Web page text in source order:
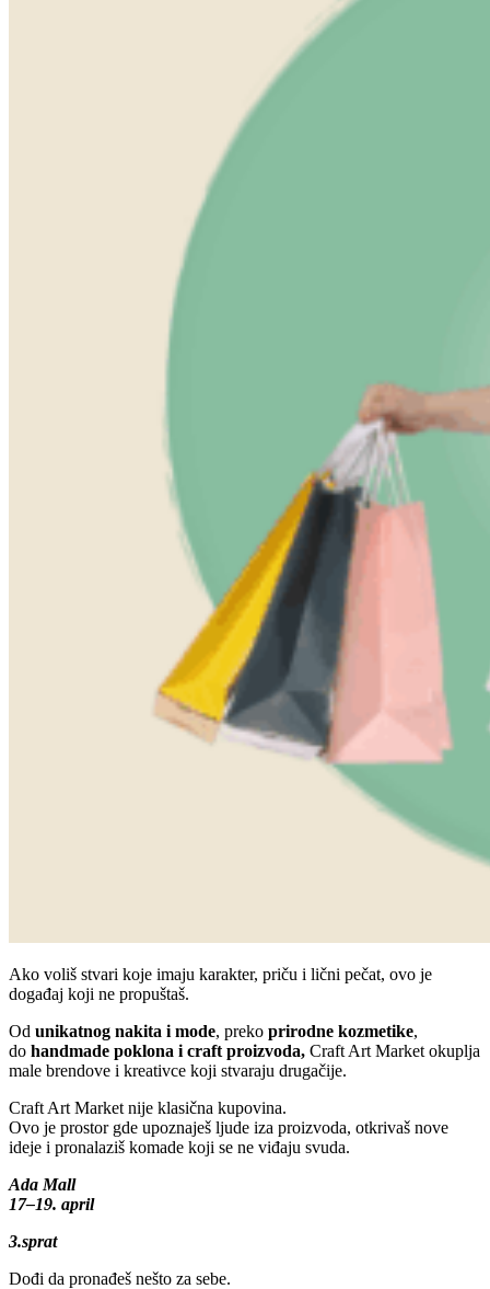
Ako voliš stvari koje imaju karakter, priču i lični pečat, ovo je
događaj koji ne propuštaš.
Od unikatnog nakita i mode, preko prirodne kozmetike,
do handmade poklona i craft proizvoda, Craft Art Market okuplja
male brendove i kreativce koji stvaraju drugačije.
Craft Art Market nije klasična kupovina.
Ovo je prostor gde upoznaješ ljude iza proizvoda, otkrivaš nove
ideje i pronalaziš komade koji se ne viđaju svuda.
Ada Mall
17–19. april
3.sprat
Dođi da pronađeš nešto za sebe.